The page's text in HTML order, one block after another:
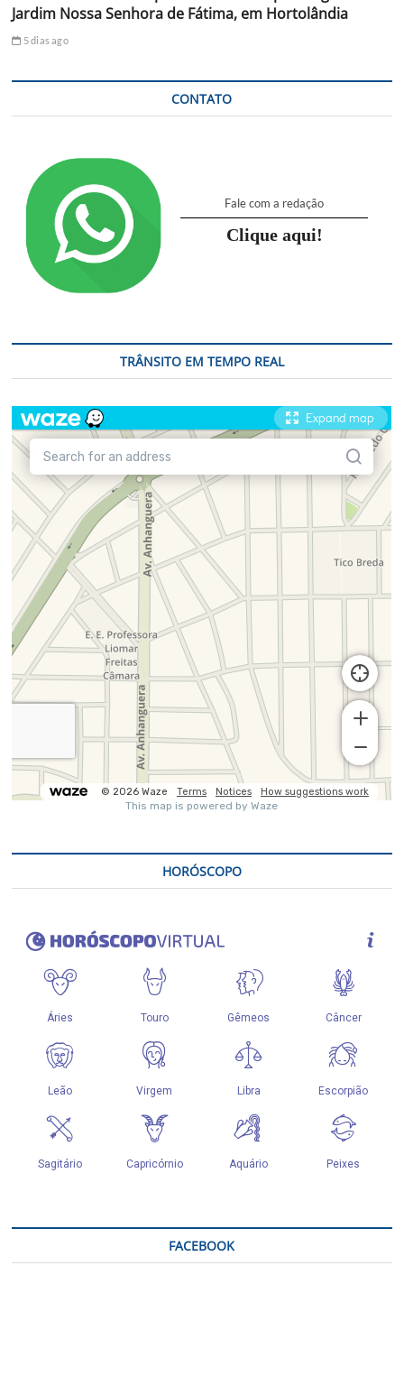
Jardim Nossa Senhora de Fátima, em Hortolândia
5 dias ago
CONTATO
Fale com a redação
Clique aqui!
TRÂNSITO EM TEMPO REAL
HORÓSCOPO
FACEBOOK